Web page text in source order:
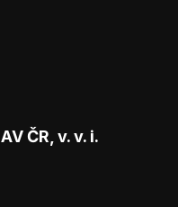
ČR, v. v. i.